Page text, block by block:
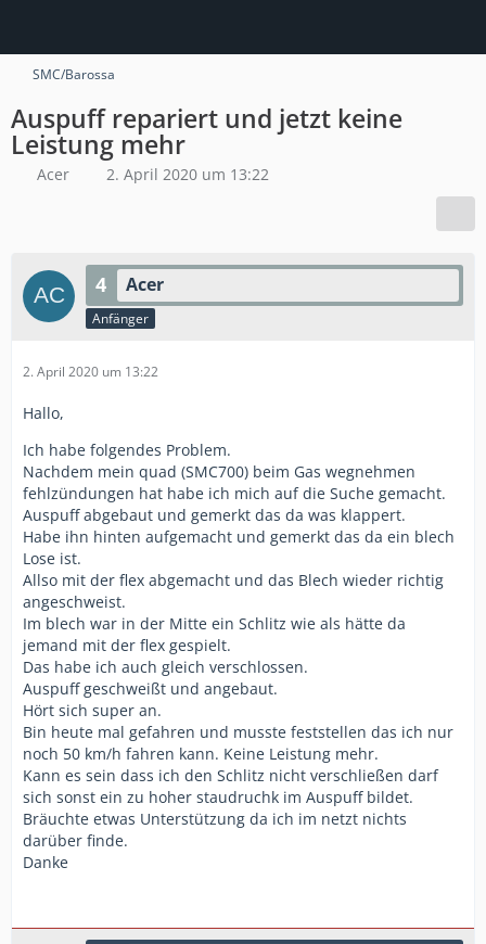
SMC/Barossa
Auspuff repariert und jetzt keine
Leistung mehr
Acer 2. April 2020 um 13:22
4 Acer
Anfänger
2. April 2020 um 13:22
Hallo,
Ich habe folgendes Problem.
Nachdem mein quad (SMC700) beim Gas wegnehmen
fehlzündungen hat habe ich mich auf die Suche gemacht.
Auspuff abgebaut und gemerkt das da was klappert.
Habe ihn hinten aufgemacht und gemerkt das da ein blech
Lose ist.
Allso mit der flex abgemacht und das Blech wieder richtig
angeschweist.
Im blech war in der Mitte ein Schlitz wie als hätte da
jemand mit der flex gespielt.
Das habe ich auch gleich verschlossen.
Auspuff geschweißt und angebaut.
Hört sich super an.
Bin heute mal gefahren und musste feststellen das ich nur
noch 50 km/h fahren kann. Keine Leistung mehr.
Kann es sein dass ich den Schlitz nicht verschließen darf
sich sonst ein zu hoher staudruchk im Auspuff bildet.
Bräuchte etwas Unterstützung da ich im netzt nichts
darüber finde.
Danke